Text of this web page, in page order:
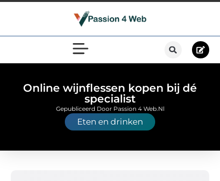
Online wijnflessen kopen bij dé
specialist
Eten en drinken
Gepubliceerd Door Passion 4 Web.nl